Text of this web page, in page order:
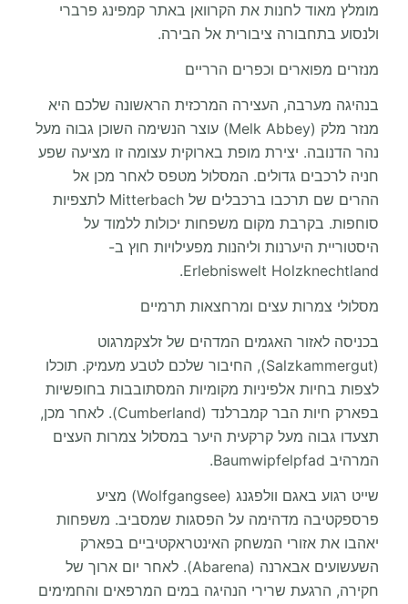
מומלץ מאוד לחנות את הקרוואן באתר קמפינג פרברי
ולנסוע בתחבורה ציבורית אל הבירה.
מנזרים מפוארים וכפרים הרריים
בנהיגה מערבה, העצירה המרכזית הראשונה שלכם היא
מנזר מלק (Melk Abbey) עוצר הנשימה השוכן גבוה מעל
נהר הדנובה. יצירת מופת בארוקית עצומה זו מציעה שפע
חניה לרכבים גדולים. המסלול מטפס לאחר מכן אל
ההרים שם תרכבו ברכבלים של Mitterbach לתצפיות
סוחפות. בקרבת מקום משפחות יכולות ללמוד על
היסטוריית היערנות וליהנות מפעילויות חוץ ב-
Erlebniswelt Holzknechtland.
מסלולי צמרות עצים ומרחצאות תרמיים
בכניסה לאזור האגמים המדהים של זלצקמרגוט
(Salzkammergut), החיבור שלכם לטבע מעמיק. תוכלו
לצפות בחיות אלפיניות מקומיות המסתובבות בחופשיות
בפארק חיות הבר קמברלנד (Cumberland). לאחר מכן,
תצעדו גבוה מעל קרקעית היער במסלול צמרות העצים
המרהיב Baumwipfelpfad.
שייט רגוע באגם וולפגנג (Wolfgangsee) מציע
פרספקטיבה מדהימה על הפסגות שמסביב. משפחות
יאהבו את אזורי המשחק האינטראקטיביים בפארק
השעשועים אבארנה (Abarena). לאחר יום ארוך של
חקירה, הרגעת שרירי הנהיגה במים המרפאים והחמימים